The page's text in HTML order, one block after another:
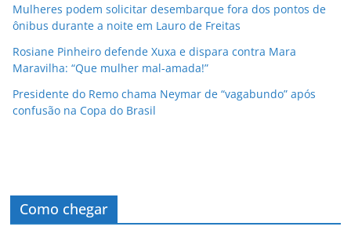
Mulheres podem solicitar desembarque fora dos pontos de
ônibus durante a noite em Lauro de Freitas
Rosiane Pinheiro defende Xuxa e dispara contra Mara
Maravilha: “Que mulher mal-amada!”
Presidente do Remo chama Neymar de “vagabundo” após
confusão na Copa do Brasil
Como chegar